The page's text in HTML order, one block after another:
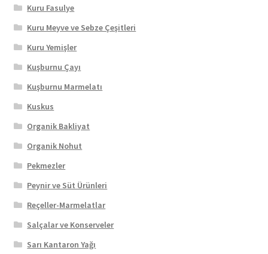
Kuru Fasulye
Kuru Meyve ve Sebze Çeşitleri
Kuru Yemişler
Kuşburnu Çayı
Kuşburnu Marmelatı
Kuskus
Organik Bakliyat
Organik Nohut
Pekmezler
Peynir ve Süt Ürünleri
Reçeller-Marmelatlar
Salçalar ve Konserveler
Sarı Kantaron Yağı